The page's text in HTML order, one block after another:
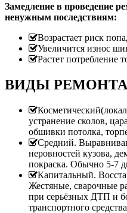
Замедление в проведение
ненужным последствиям:
Возрастает риск
Увеличится износ
Растет потребление
ВИДЫ
устранение сколов,
обшивки потолка,
Средний.
неровностей кузова,
покраска. Обычно 5-7
Капитальный.
Жестяные, сварочные
при серьёзных ДТП и
транспортного